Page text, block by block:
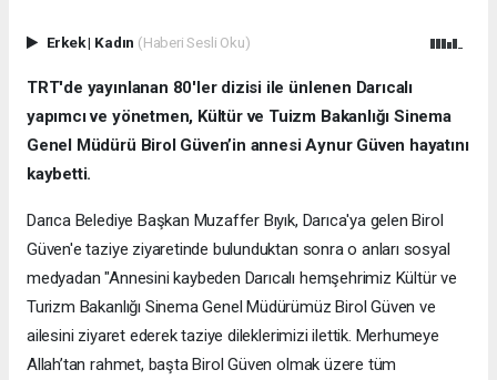
Erkek| Kadın (Haberi Sesli Oku)
TRT'de yayınlanan 80'ler dizisi ile ünlenen Darıcalı
yapımcı ve yönetmen, Kültür ve Tuizm Bakanlığı Sinema
Genel Müdürü Birol Güven’in annesi Aynur Güven hayatını
kaybetti.
Darıca Belediye Başkan Muzaffer Bıyık, Darıca'ya gelen Birol
Güven'e taziye ziyaretinde bulunduktan sonra o anları sosyal
medyadan "Annesini kaybeden Darıcalı hemşehrimiz Kültür ve
Turizm Bakanlığı Sinema Genel Müdürümüz Birol Güven ve
ailesini ziyaret ederek taziye dileklerimizi ilettik. Merhumeye
Allah’tan rahmet, başta Birol Güven olmak üzere tüm